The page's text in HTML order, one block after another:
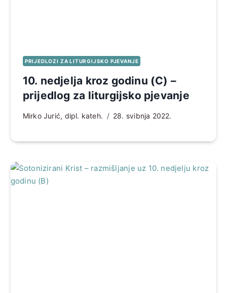
PRIJEDLOZI ZA LITURGIJSKO PJEVANJE
10. nedjelja kroz godinu (C) –
prijedlog za liturgijsko pjevanje
Mirko Jurić, dipl. kateh. 28. svibnja 2022.